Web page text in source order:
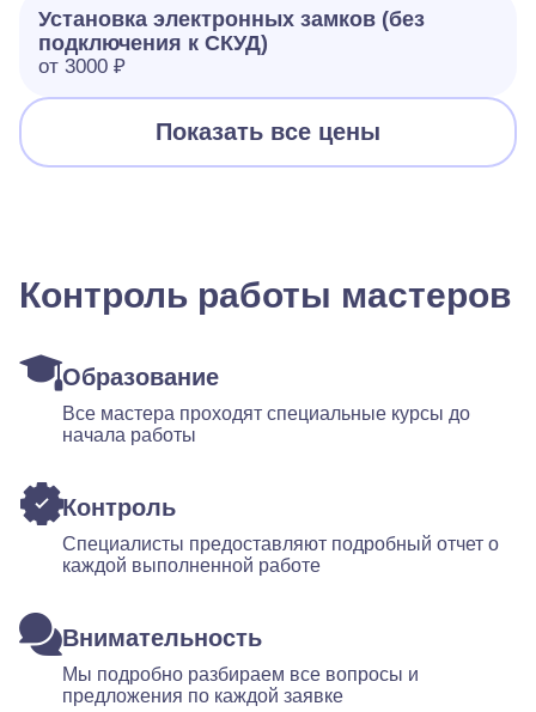
Установка электронных замков (без
подключения к СКУД)
от 3000 ₽
Показать все цены
Контроль работы мастеров
Образование
Все мастера проходят специальные курсы до
начала работы
Контроль
Специалисты предоставляют подробный отчет о
каждой выполненной работе
Внимательность
Мы подробно разбираем все вопросы и
предложения по каждой заявке